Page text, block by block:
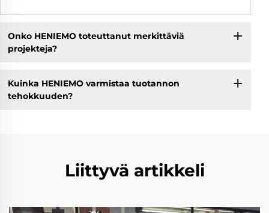
Onko HENIEMO toteuttanut merkittäviä
projekteja?
Kuinka HENIEMO varmistaa tuotannon
tehokkuuden?
Liittyvä artikkeli